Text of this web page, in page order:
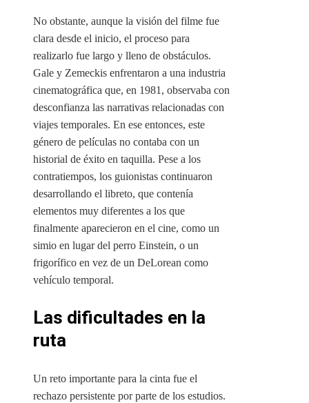
No obstante, aunque la visión del filme fue
clara desde el inicio, el proceso para
realizarlo fue largo y lleno de obstáculos.
Gale y Zemeckis enfrentaron a una industria
cinematográfica que, en 1981, observaba con
desconfianza las narrativas relacionadas con
viajes temporales. En ese entonces, este
género de películas no contaba con un
historial de éxito en taquilla. Pese a los
contratiempos, los guionistas continuaron
desarrollando el libreto, que contenía
elementos muy diferentes a los que
finalmente aparecieron en el cine, como un
simio en lugar del perro Einstein, o un
frigorífico en vez de un DeLorean como
vehículo temporal.
Las dificultades en la
ruta
Un reto importante para la cinta fue el
rechazo persistente por parte de los estudios.